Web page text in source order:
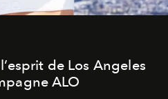
de Los Angeles
ALO